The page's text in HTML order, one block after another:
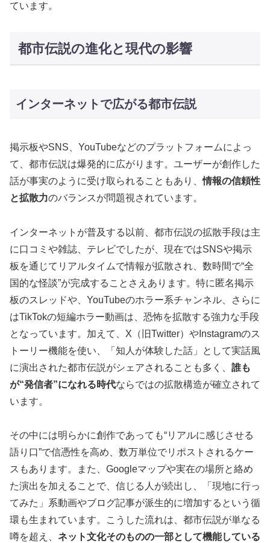
ています。
都市伝説の進化と現代の影響
インターネットで広がる都市伝説
掲示板やSNS、YouTubeなどのプラットフォームによっ
て、都市伝説は爆発的に広がります。ユーザーが創作した
話が事実のように受け取られることもあり、情報の信頼性
と拡散力のバランスが問題視されています。
インターネットが普及する以前、都市伝説の拡散手段は主
に口コミや雑誌、テレビでしたが、現在ではSNSや掲示
板を通じてリアルタイムで情報が拡散され、数時間で“全
国的な怪談”が完成することさえあります。特に匿名掲示
板のスレッドや、YouTubeのホラー系チャンネル、さらに
はTikTokの短編ホラー動画は、恐怖を拡散する強力な手段
となっています。加えて、X（旧Twitter）やInstagramのス
トーリー機能を使い、「知人が体験した話」として実話風
に演出された都市伝説がシェアされることも多く、 誰も
が“発信者”になれる時代ならではの拡散構造が確立されて
います。
その中には明らかに創作であっても“リアルに感じさせる
語り口”で信憑性を高め、数万単位でリポストされるケー
スもあります。また、Googleマップや実在の場所と絡め
た演出を加えることで、信じる人が続出し、「現地に行っ
てみた」系動画やブログ記事が派生的に増加するという循
環も生まれています。こうした流れは、都市伝説が単なる
噂を超え、 ネット文化そのものの一部として機能している